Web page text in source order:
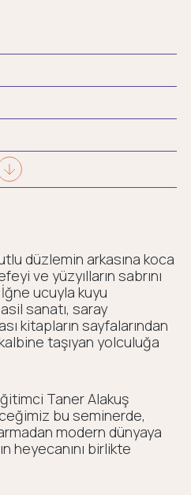
düzlemin arkasına koca
ve yüzyılların sabrını
İğne ucuyla kuyu
sanatı, saray
kitapların sayfalarından
taşıyan yolculuğa
Taner Alakuş
bu seminerde,
modern dünyaya
heyecanını birlikte